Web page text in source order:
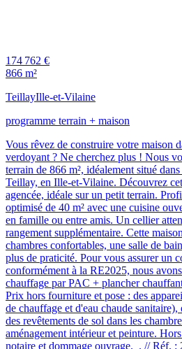
174 762 €
866 m²
TeillayIlle-et-Vilaine
programme terrain + maison
Vous rêvez de construire votre maison
verdoyant ? Ne cherchez plus ! Nous
terrain de 866 m², idéalement situé
Teillay, en Ille-et-Vilaine. Découvrez
agencée, idéale sur un petit terrain.
optimisé de 40 m² avec une cuisine
en famille ou entre amis. Un cellier
rangement supplémentaire. Cette
chambres confortables, une salle de
plus de praticité. Pour vous assurer un
conformément à la RE2025, nous
chauffage par PAC + plancher
Prix hors fourniture et pose : des
de chauffage et d'eau chaude
des revêtements de sol dans les
aménagement intérieur et peinture.
notaire et dommage ouvrage. . // Réf.